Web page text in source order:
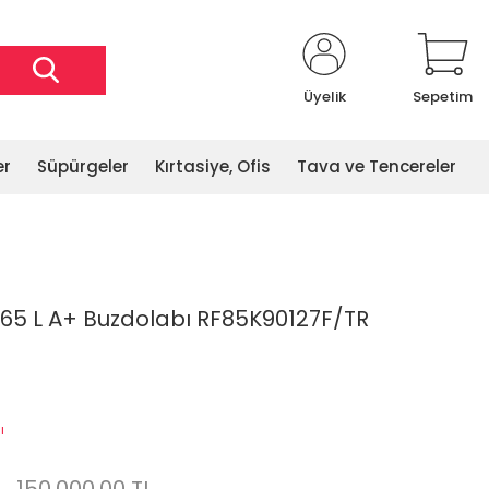
Üyelik Sepetim
Süpürgeler Kırtasiye, Ofis Tava ve Tencereler
L A+ Buzdolabı RF85K90127F/TR